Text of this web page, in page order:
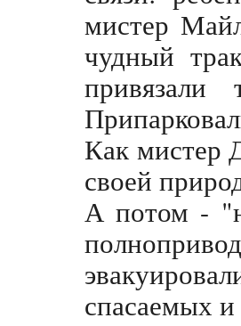
мистер
чудный
Как мистер
своей
А потом -
спасаемых